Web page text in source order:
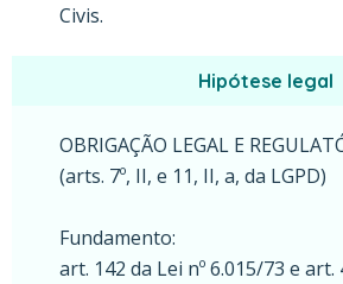
Civis.
Hipótese legal
OBRIGAÇÃO LEGAL E
(arts. 7º, II, e 11, II, a, da LGPD)
Fundamento:
art. 142 da Lei nº 6.015/73 e art.